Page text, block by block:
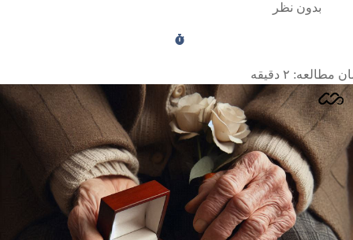
بدون نظر
مطالعه: ۲ دقیقه